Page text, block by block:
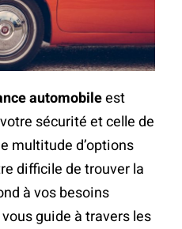
automobileest
sécurité et celle de
multitude d’options
difficile de trouver la
à vos besoins
guide à travers les